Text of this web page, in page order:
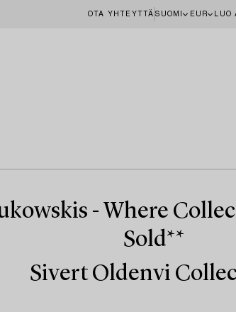
OTA YHTEYTTÄ SUOMI EUR LUO
- Where
Sold**
Sivert Oldenvi